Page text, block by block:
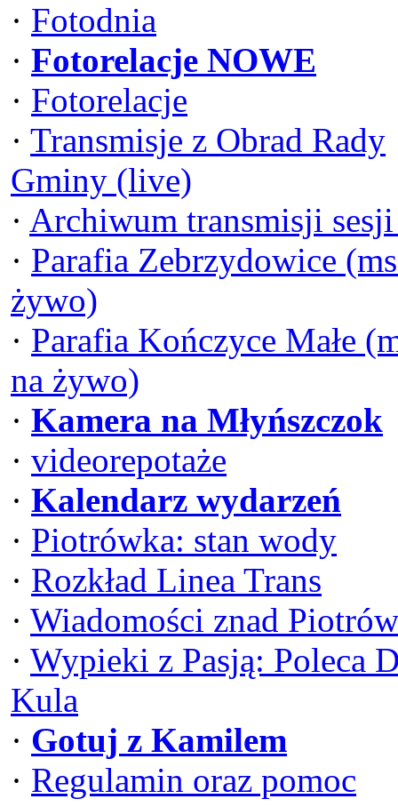
· Fotodnia
· Fotorelacje NOWE
· Fotorelacje
· Transmisje z Obrad Rady
Gminy (live)
· Archiwum transmisji
· Parafia Zebrzydowice
żywo)
· Parafia Kończyce Małe
na żywo)
· Kamera na Młyńszczok
· videorepotaże
· Kalendarz wydarzeń
· Piotrówka: stan wody
· Rozkład Linea Trans
· Wiadomości znad
· Wypieki z Pasją: Poleca
Kula
· Gotuj z Kamilem
· Regulamin oraz pomoc